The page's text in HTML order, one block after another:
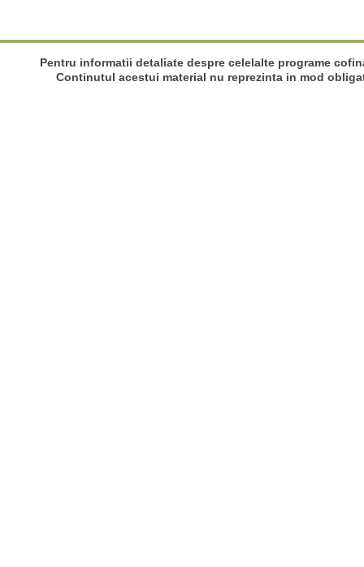
Pentru informatii detaliate despre celelalte programe
Continutul acestui material nu reprezinta in mod